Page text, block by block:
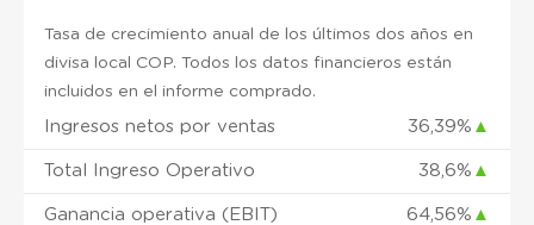
Tasa de crecimiento anual de los últimos dos años en
divisa local COP. Todos los datos financieros están
incluidos en el informe comprado.
Ingresos netos por ventas 36,39% ▲
Total Ingreso Operativo 38,6% ▲
Ganancia operativa (EBIT) 64,56% ▲